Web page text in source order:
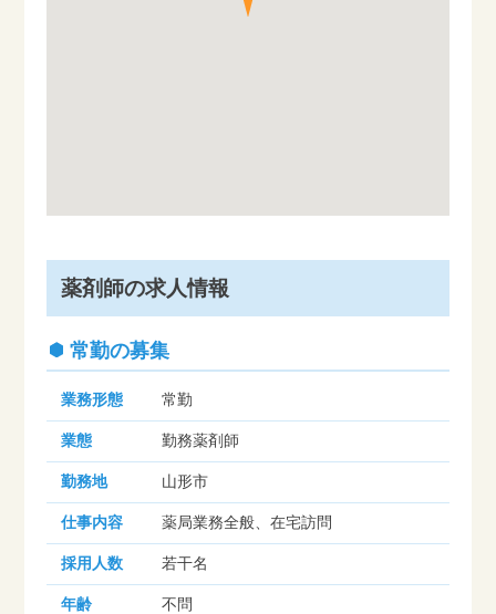
薬剤師の求人情報
常勤の募集
業務形態 常勤
業態 勤務薬剤師
勤務地 山形市
仕事内容 薬局業務全般、在宅訪問
採用人数 若干名
年齢 不問